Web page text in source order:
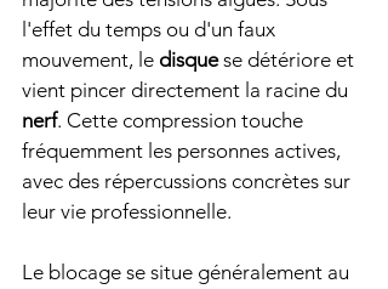
l'effet du temps ou d'un faux
mouvement, le disque se détériore et
vient pincer directement la racine du
nerf. Cette compression touche
fréquemment les personnes actives,
avec des répercussions concrètes sur
leur vie professionnelle.
Le blocage se situe généralement au